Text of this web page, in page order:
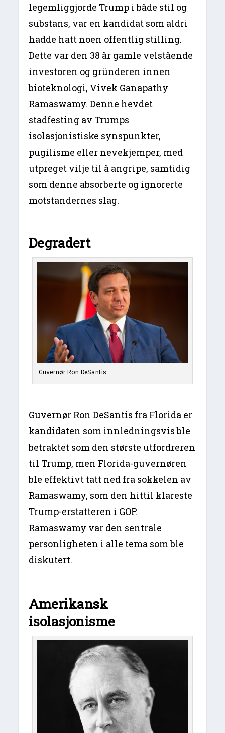
legemliggjorde Trump i både stil og
substans, var en kandidat som aldri
hadde hatt noen offentlig stilling.
Dette var den 38 år gamle velstående
investoren og gründeren innen
bioteknologi, Vivek Ganapathy
Ramaswamy. Denne hevdet
stadfesting av Trumps
isolasjonistiske synspunkter,
pugilisme eller nevekjemper, med
utpreget vilje til å angripe, samtidig
som denne absorberte og ignorerte
motstandernes slag.
Degradert
Guvernør Ron DeSantis
Guvernør Ron DeSantis fra Florida er
kandidaten som innledningsvis ble
betraktet som den største utfordreren
til Trump, men Florida-guvernøren
ble effektivt tatt ned fra sokkelen av
Ramaswamy, som den hittil klareste
Trump-erstatteren i GOP.
Ramaswamy var den sentrale
personligheten i alle tema som ble
diskutert.
Amerikansk
isolasjonisme